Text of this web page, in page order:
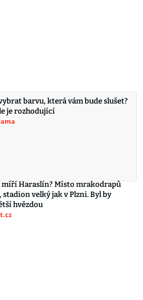
barvu, která vám bude slušet?
je rozhodující
míří Haraslín? Místo mrakodrapů
stadion velký jak v Plzni. Byl by
hvězdou